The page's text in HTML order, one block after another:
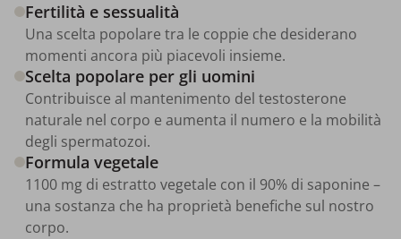
Fertilità e sessualità
Una scelta popolare tra le coppie che desiderano
momenti ancora più piacevoli insieme.
Scelta popolare per gli uomini
Contribuisce al mantenimento del testosterone
naturale nel corpo e aumenta il numero e la mobilità
degli spermatozoi.
Formula vegetale
1100 mg di estratto vegetale con il 90% di saponine –
una sostanza che ha proprietà benefiche sul nostro
corpo.